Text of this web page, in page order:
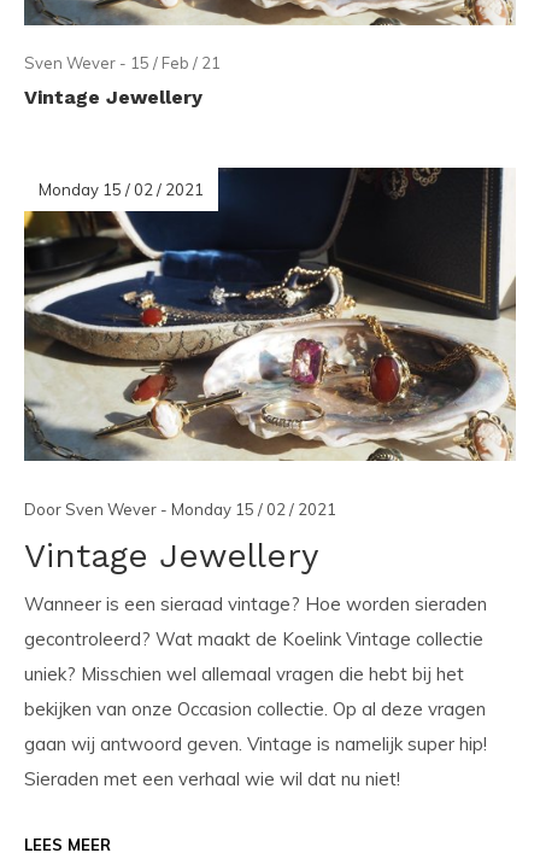
Sven Wever - 15 / Feb / 21
Vintage Jewellery
Monday 15 / 02 / 2021
Door Sven Wever - Monday 15 / 02 / 2021
Vintage Jewellery
Wanneer is een sieraad vintage? Hoe worden sieraden
gecontroleerd? Wat maakt de Koelink Vintage collectie
uniek? Misschien wel allemaal vragen die hebt bij het
bekijken van onze Occasion collectie. Op al deze vragen
gaan wij antwoord geven. Vintage is namelijk super hip!
Sieraden met een verhaal wie wil dat nu niet!
LEES MEER